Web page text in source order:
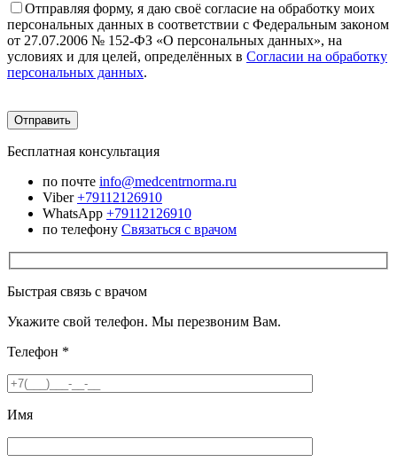
Отправляя форму, я даю своё согласие на обработку моих
персональных данных в соответствии с Федеральным законом
от 27.07.2006 № 152-ФЗ «О персональных данных», на
условиях и для целей, определённых в Согласии на обработку
персональных данных.
Бесплатная консультация
по почте info@medcentrnorma.ru
Viber +79112126910
WhatsApp +79112126910
по телефону Связаться с врачом
Быстрая связь с врачом
Укажите свой телефон. Мы перезвоним Вам.
Телефон *
Имя